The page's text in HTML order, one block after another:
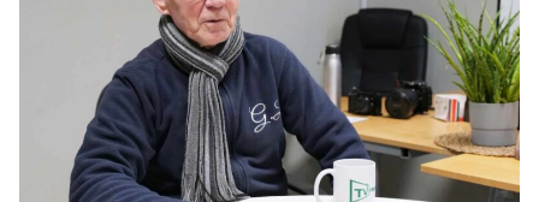
Bizness
Video
Vieta